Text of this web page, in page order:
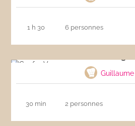
1 h 30 6 personnes
Guillaume
30 min 2 personnes